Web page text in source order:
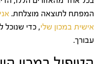
המפתח לתוצאה מוצלחת.
אישית במכון שלי, כדי
עבורך.